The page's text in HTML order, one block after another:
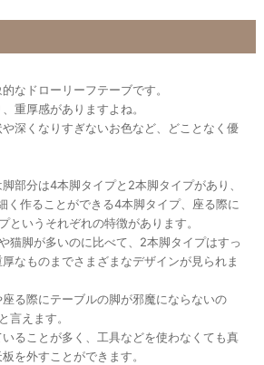
なドローリーフテーブです。
重厚感がありますよね。
深くなりすぎないお色など、どことなく優
部分は4本脚タイプと2本脚タイプがあり、
く作ることができる4本脚タイプ、座る際に
というそれぞれの特徴があります。
猫脚が多いのに比べて、2本脚タイプはすっ
なものまでさまざまなデザインが見られま
る際にテーブルの脚が邪魔にならないの
言えます。
ることが多く、工具などを使わなくても真
を外すことができます。